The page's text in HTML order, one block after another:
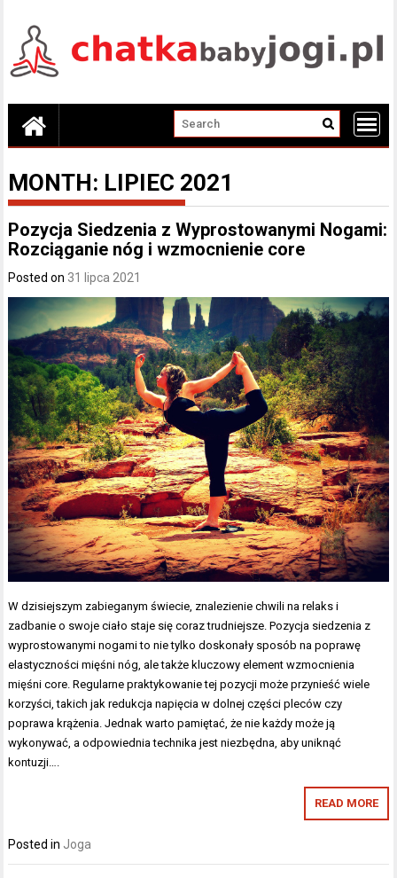
content
MONTH: LIPIEC 2021
Pozycja Siedzenia z Wyprostowanymi Nogami:
Rozciąganie nóg i wzmocnienie core
Posted on 31 lipca 2021
W dzisiejszym zabieganym świecie, znalezienie chwili na relaks i
zadbanie o swoje ciało staje się coraz trudniejsze. Pozycja siedzenia z
wyprostowanymi nogami to nie tylko doskonały sposób na poprawę
elastyczności mięśni nóg, ale także kluczowy element wzmocnienia
mięśni core. Regularne praktykowanie tej pozycji może przynieść wiele
korzyści, takich jak redukcja napięcia w dolnej części pleców czy
poprawa krążenia. Jednak warto pamiętać, że nie każdy może ją
wykonywać, a odpowiednia technika jest niezbędna, aby uniknąć
kontuzji….
READ MORE
Posted in Joga